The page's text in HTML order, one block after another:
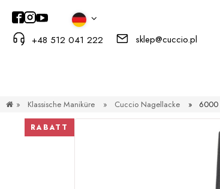
+48 512 041 222 sklep@cuccio.pl
» Klassische Maniküre » Cuccio Nagellacke » 6000
RABATT